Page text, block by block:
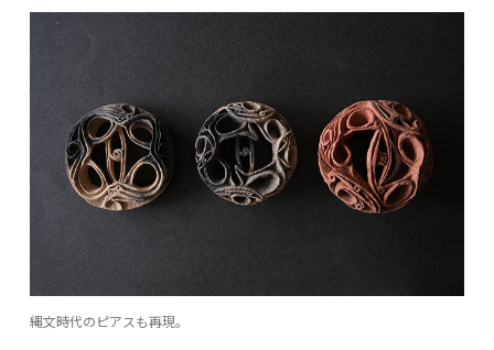
縄文時代のピアスも再現。